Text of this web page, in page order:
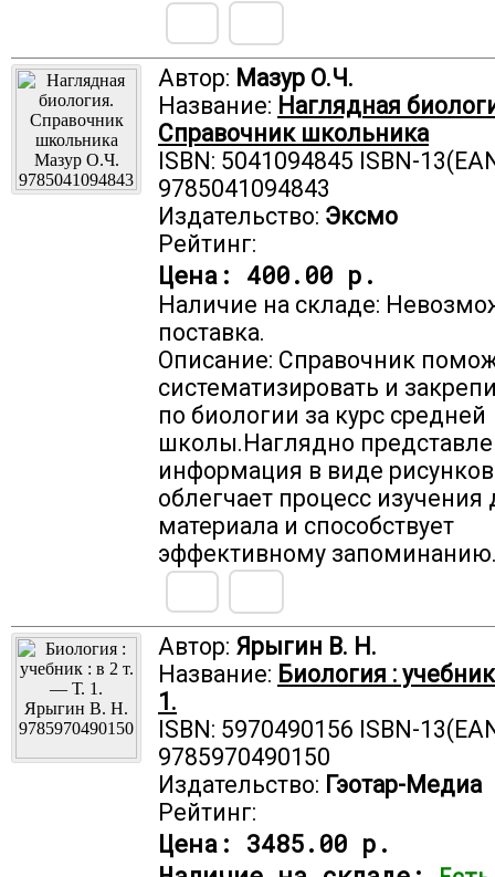
Автор: Мазур О.Ч.
Название: Наглядная
Справочник школьника
ISBN: 5041094845 ISBN-
9785041094843
Издательство: Эксмо
Рейтинг:
Цена: 400.00 р.
Наличие на складе:
поставка.
Описание: Справочник
систематизировать и
по биологии за курс средней
школы.Наглядно
информация в виде
облегчает процесс изучения
материала и способствует
эффективному
Автор: Ярыгин В. Н.
Название: Биология :
1.
ISBN: 5970490156 ISBN-
9785970490150
Издательство: Гэотар-Медиа
Рейтинг:
Цена: 3485.00 р.